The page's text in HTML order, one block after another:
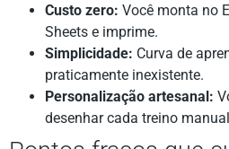
Custo zero: Você monta no
Sheets e imprime.
Simplicidade: Curva de
praticamente inexistente.
Personalização artesanal:
desenhar cada treino